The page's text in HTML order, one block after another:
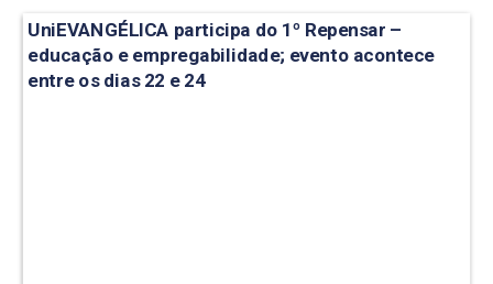
UniEVANGÉLICA participa do 1º Repensar –
educação e empregabilidade; evento acontece
entre os dias 22 e 24